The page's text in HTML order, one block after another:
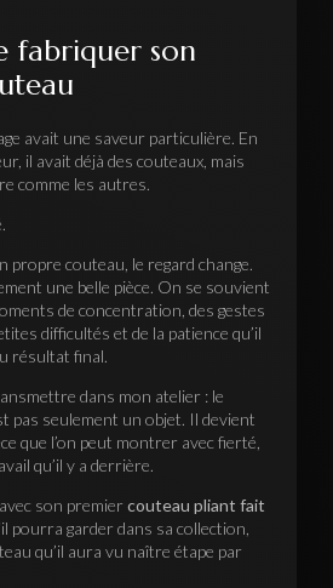
fabriquer son
avait une saveur particulière. En
il avait déjà des couteaux, mais
comme les autres.
propre couteau, le regard change.
une belle pièce. On se souvient
de concentration, des gestes
difficultés et de la patience qu’il
résultat final.
dans mon atelier : le
pas seulement un objet. Il devient
que l’on peut montrer avec fierté,
qu’il y a derrière.
son premier couteau pliant fait
pourra garder dans sa collection,
qu’il aura vu naître étape par